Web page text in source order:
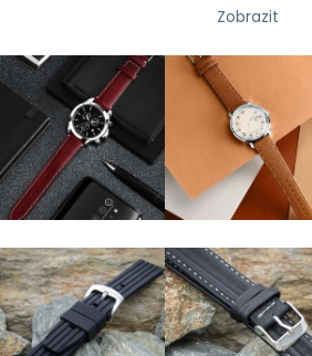
Zobrazit